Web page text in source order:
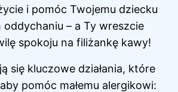
i pomóc Twojemu dziecku
– a Ty wreszcie
spokoju na filiżankę kawy!
się kluczowe działania, które
pomóc małemu alergikowi: